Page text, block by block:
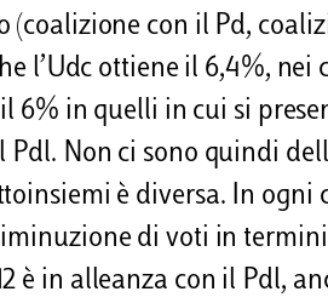
con il Pd,
l’Udc ottiene il 6,4%,
6% in quelli in cui si
Non ci sono quindi
è diversa. In ogni
di voti in
è in alleanza con il Pdl,